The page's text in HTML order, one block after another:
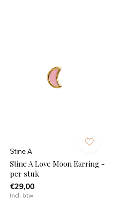
Stine A
Stine A Love Moon Earring -
per stuk
€29,00
Incl. btw